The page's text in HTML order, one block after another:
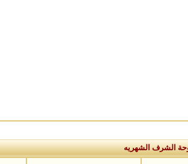
الشرف الشهريه